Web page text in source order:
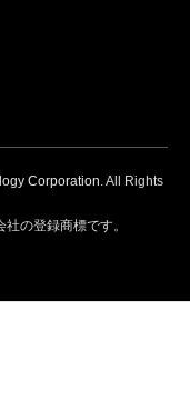
Corporation. All Rights
の登録商標です。